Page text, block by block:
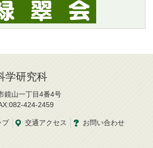
学研究科
山一丁目4番4号
424-2459
プ 交通アクセス お問い合わせ